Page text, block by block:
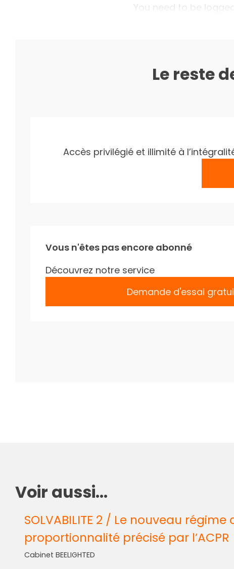
You need to be
Le reste
Accès privilégié et illimité à
Vous n'êtes pas encore abonné
Découvrez notre service
Demande d'essai
Voir aussi...
SOLVABILITE 2 / Le nouveau régime
proportionnalité précisé par l’ACPR
Cabinet BEELIGHTED